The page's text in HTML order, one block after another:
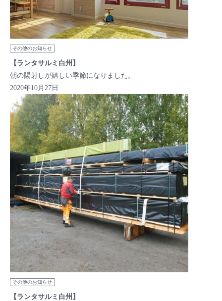
その他のお知らせ
【ランタサルミ白州】
朝の陽射しが嬉しい季節になりました。
2020年10月27日
その他のお知らせ
【ランタサルミ白州】